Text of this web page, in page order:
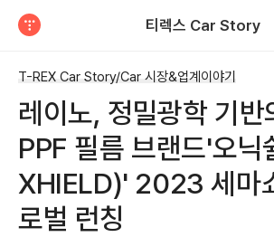
티렉스 Car Story
T-REX Car Story/Car 시장&업계이야기
레이노, 정밀광학 기반
PPF 필름 브랜드'오
XHIELD)' 2023 세마
로벌 런칭